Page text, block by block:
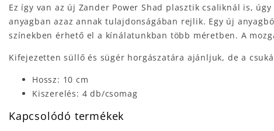
Ez így van az új Zander Power Shad plasztik csaliknál is,
anyagban azaz annak tulajdonságában rejlik. Egy új
színekben érhető el a kínálatunkban több méretben. A
Kifejezetten süllő és sügér horgászatára ajánljuk, de a
Hossz: 10 cm
Kiszerelés: 4 db/csomag
Kapcsolódó termékek